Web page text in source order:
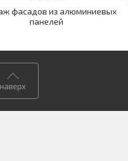
фасадов из алюминиевых
панелей